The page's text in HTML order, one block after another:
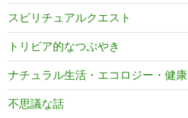
スピリチュアルクエスト
トリビア的なつぶやき
ナチュラル生活・エコロジー・健康
不思議な話